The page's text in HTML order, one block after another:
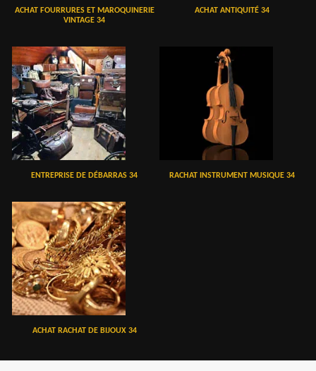
ACHAT FOURRURES ET MAROQUINERIE
VINTAGE 34
ACHAT ANTIQUITÉ 34
ENTREPRISE DE DÉBARRAS 34 RACHAT INSTRUMENT MUSIQUE 34
ACHAT RACHAT DE BIJOUX 34